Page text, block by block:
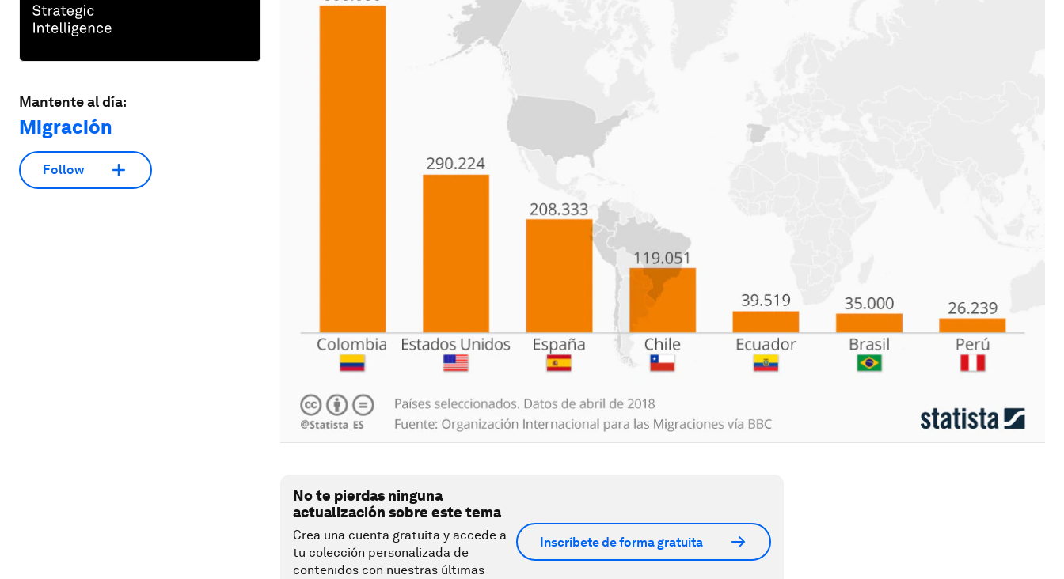
Mantente al día:
Migración
Follow
No te pierdas ninguna
actualización sobre este tema
Crea una cuenta gratuita y accede a
tu colección personalizada de
contenidos con nuestras últimas
Inscríbete de forma gratuita